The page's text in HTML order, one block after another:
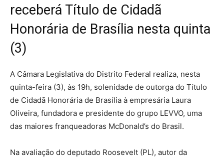
receberá Título de Cidadã
Honorária de Brasília nesta quinta
(3)
A Câmara Legislativa do Distrito Federal realiza, nesta
quinta-feira (3), às 19h, solenidade de outorga do Título
de Cidadã Honorária de Brasília à empresária Laura
Oliveira, fundadora e presidente do grupo LEVVO, uma
das maiores franqueadoras McDonald’s do Brasil.
Na avaliação do deputado Roosevelt (PL), autor da